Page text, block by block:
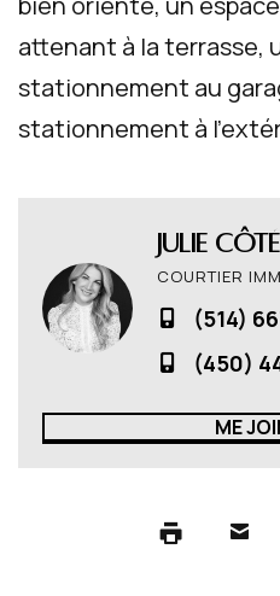
attenant à la terrasse,
stationnement au
stationnement à
Julie Côté
COURTIER
(514)
(450)
ME